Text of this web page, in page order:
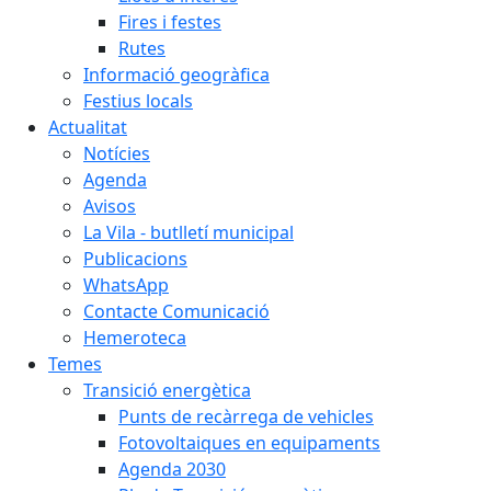
Fires i festes
Rutes
Informació geogràfica
Festius locals
Actualitat
Notícies
Agenda
Avisos
La Vila - butlletí municipal
Publicacions
WhatsApp
Contacte Comunicació
Hemeroteca
Temes
Transició energètica
Punts de recàrrega de vehicles
Fotovoltaiques en equipaments
Agenda 2030